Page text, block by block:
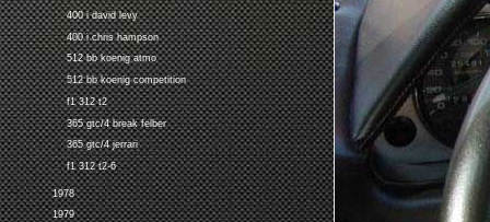
400 i david levy
400 i chris hampson
512 bb koenig atmo
512 bb koenig competition
f1 312 t2
365 gtc/4 break felber
365 gtc/4 jerrari
f1 312 t2-6
1978
1979